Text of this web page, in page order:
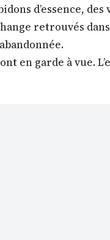
d’essence,
retrouvés dans
en garde à vue.